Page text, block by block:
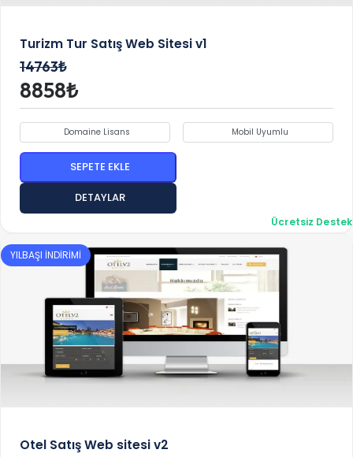
Turizm Tur Satış Web Sitesi v1
14763₺
8858₺
Ücretsiz Destek
Domaine Lisans Mobil Uyumlu
SEPETE EKLE
DETAYLAR
YILBAŞI İNDİRİMİ
Otel Satış Web sitesi v2